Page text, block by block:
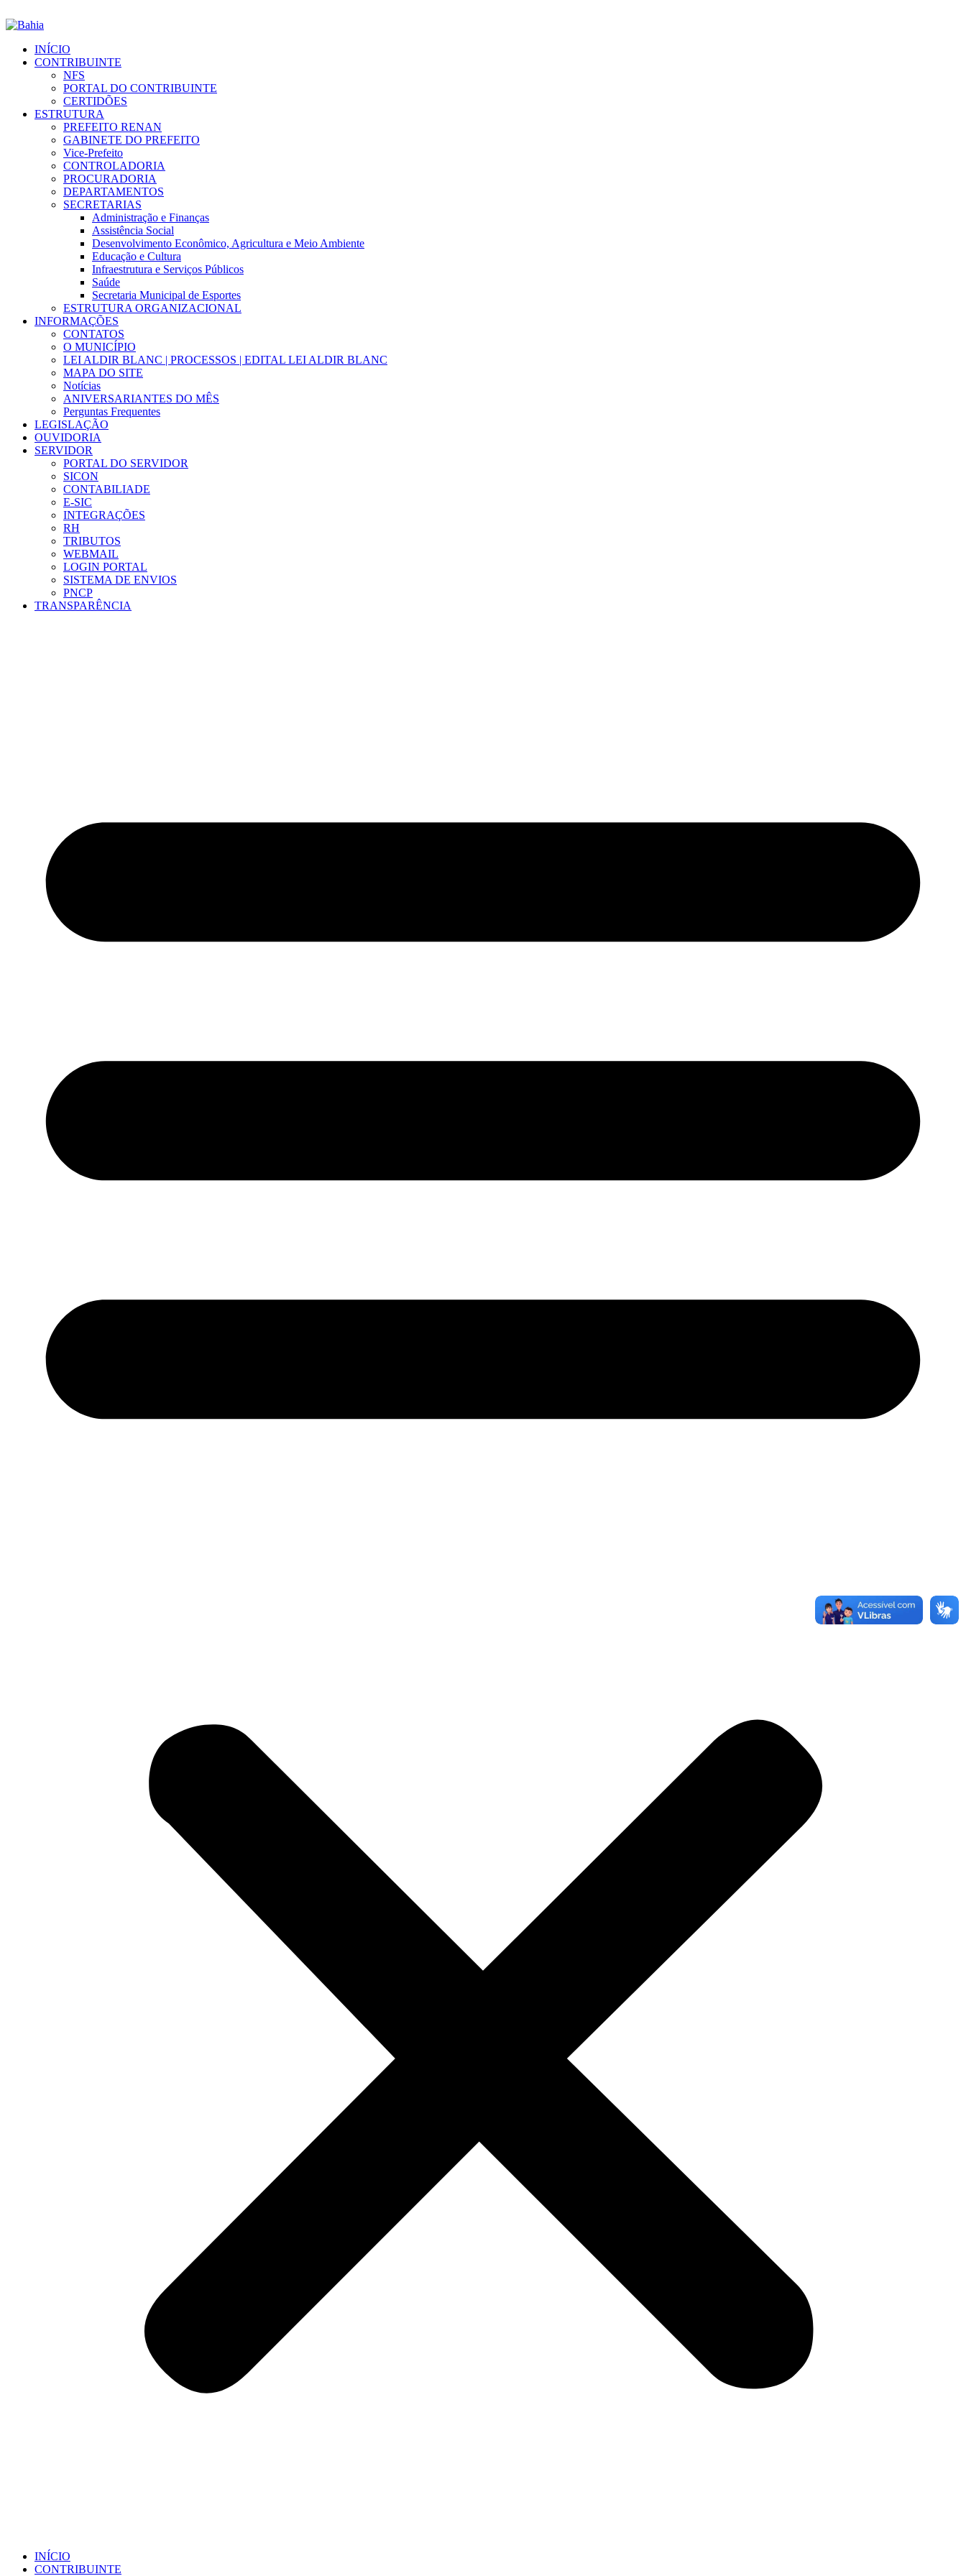
INÍCIO
CONTRIBUINTE
NFS
PORTAL DO CONTRIBUINTE
CERTIDÕES
ESTRUTURA
PREFEITO RENAN
GABINETE DO PREFEITO
Vice-Prefeito
CONTROLADORIA
PROCURADORIA
DEPARTAMENTOS
SECRETARIAS
Administração e Finanças
Assistência Social
Desenvolvimento Econômico, Agricultura e Meio Ambiente
Educação e Cultura
Infraestrutura e Serviços Públicos
Saúde
Secretaria Municipal de Esportes
ESTRUTURA ORGANIZACIONAL
INFORMAÇÕES
CONTATOS
O MUNICÍPIO
LEI ALDIR BLANC | PROCESSOS | EDITAL LEI ALDIR BLANC
MAPA DO SITE
Notícias
ANIVERSARIANTES DO MÊS
Perguntas Frequentes
LEGISLAÇÃO
OUVIDORIA
SERVIDOR
PORTAL DO SERVIDOR
SICON
CONTABILIADE
E-SIC
INTEGRAÇÕES
RH
TRIBUTOS
WEBMAIL
LOGIN PORTAL
SISTEMA DE ENVIOS
PNCP
TRANSPARÊNCIA
INÍCIO
CONTRIBUINTE